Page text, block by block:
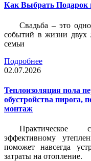
Как Выбрать Подарок
Свадьба – это
событий в жизни двух
семьи
Подробнее
02.07.2026
Теплоизоляция пола
обустройства пирога,
монтаж
Практическое
эффективному
поможет навсегда
затраты на отопление.